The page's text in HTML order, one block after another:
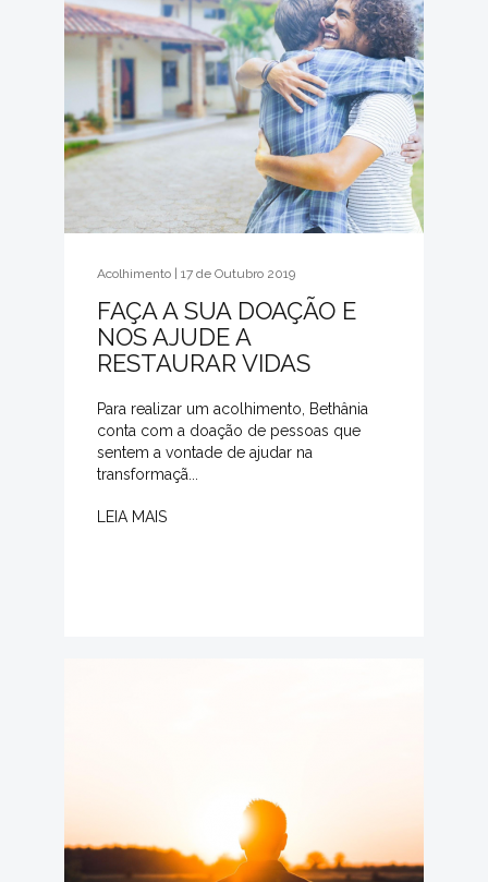
Acolhimento | 17 de Outubro 2019
FAÇA A SUA DOAÇÃO E
NOS AJUDE A
RESTAURAR VIDAS
Para realizar um acolhimento, Bethânia
conta com a doação de pessoas que
sentem a vontade de ajudar na
transformaçã...
LEIA MAIS